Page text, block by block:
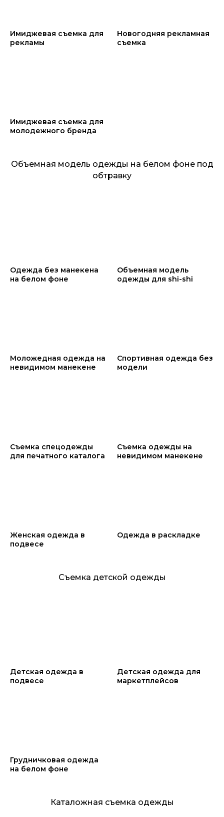
Имиджевая съемка для
рекламы
Новогодняя рекламная
съемка
Имиджевая съемка для
молодежного бренда
Объемная модель одежды на белом фоне под
обтравку
Одежда без манекена
на белом фоне
Объемная модель
одежды для shi-shi
Моложедная одежда на
невидимом манекене
Спортивная одежда без
модели
Съемка спецодежды
для печатного каталога
Съемка одежды на
невидимом манекене
Женская одежда в
подвесе
Одежда в раскладке
Съемка детской одежды
Детская одежда в
подвесе
Детская одежда для
маркетплейсов
Грудничковая одежда
на белом фоне
Каталожная съемка одежды